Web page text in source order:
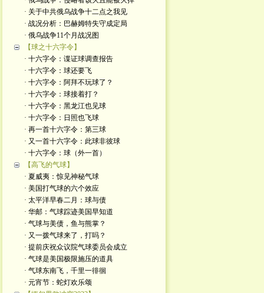
· 关于中共俄乌战争十二点之我见
· 战况分析：巴赫姆特失守成定局
· 俄乌战争11个月战况图
【球之十六字令】
· 十六字令：谍证球调查报告
· 十六字令：球还要飞
· 十六字令：阿拜不玩球了？
· 十六字令：球接着打？
· 十六字令：黑龙江也见球
· 十六字令：日照也飞球
· 再一首十六字令：第三球
· 又一首十六字令：此球非彼球
· 十六字令：球（外一首）
【高飞的气球】
· 夏威夷：惊见神秘气球
· 美国打气球的六个效应
· 太平洋早春二月：球与债
· 华邮：气球踪迹美国早知道
· 气球与美债，鱼与熊掌？
· 又一拨气球来了，打吗？
· 提前庆祝众议院气球委员会成立
· 气球是美国极限施压的道具
· 气球东南飞，千里一徘徊
· 元宵节：蛇灯欢乐颂